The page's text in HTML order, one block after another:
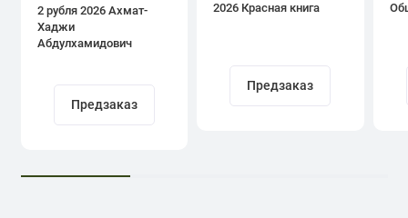
2 рубля 2026 Ахмат-
Хаджи
Абдулхамидович
Предзаказ
2026 Красная книга
Предзаказ